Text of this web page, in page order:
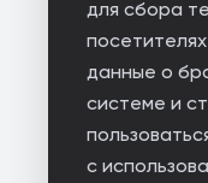
для сбора
данные о
системе и
с